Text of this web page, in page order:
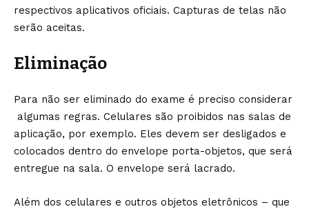
respectivos aplicativos oficiais. Capturas de telas não
serão aceitas.
Eliminação
Para não ser eliminado do exame é preciso considerar
algumas regras. Celulares são proibidos nas salas de
aplicação, por exemplo. Eles devem ser desligados e
colocados dentro do envelope porta-objetos, que será
entregue na sala. O envelope será lacrado.
Além dos celulares e outros objetos eletrônicos – que